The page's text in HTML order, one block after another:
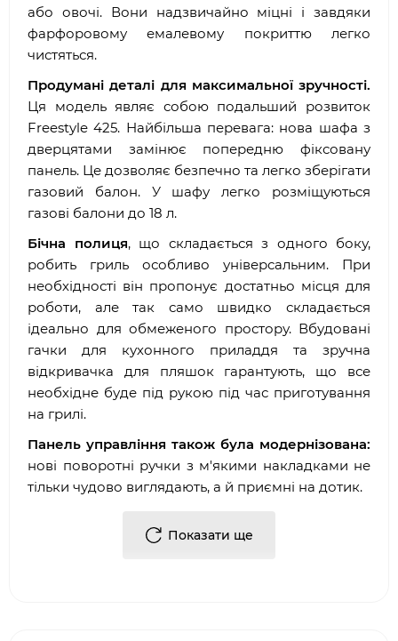
або овочі. Вони надзвичайно міцні і завдяки
фарфоровому емалевому покриттю легко
чистяться.
Продумані деталі для максимальної зручності.
Ця модель являє собою подальший розвиток
Freestyle 425. Найбільша перевага: нова шафа з
дверцятами замінює попередню фіксовану
панель. Це дозволяє безпечно та легко зберігати
газовий балон. У шафу легко розміщуються
газові балони до 18 л.
Бічна полиця, що складається з одного боку,
робить гриль особливо універсальним. При
необхідності він пропонує достатньо місця для
роботи, але так само швидко складається
ідеально для обмеженого простору. Вбудовані
гачки для кухонного приладдя та зручна
відкривачка для пляшок гарантують, що все
необхідне буде під рукою під час приготування
на грилі.
Панель управління також була модернізована:
нові поворотні ручки з м'якими накладками не
тільки чудово виглядають, а й приємні на дотик.
для збору жиру мають порцелянове емальоване
Показати ще